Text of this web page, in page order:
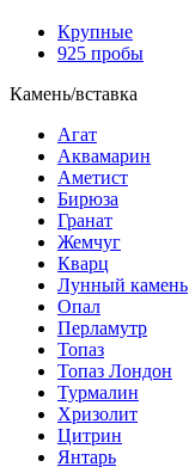
Крупные
925 пробы
Камень/вставка
Агат
Аквамарин
Аметист
Бирюза
Гранат
Жемчуг
Кварц
Лунный камень
Опал
Перламутр
Топаз
Топаз Лондон
Турмалин
Хризолит
Цитрин
Янтарь